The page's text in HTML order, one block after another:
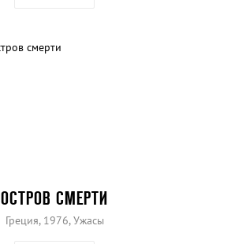
ОСТРОВ СМЕРТИ
Греция, 1976, Ужасы